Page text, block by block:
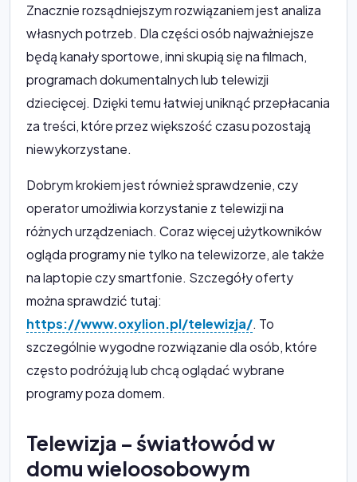
Znacznie rozsądniejszym rozwiązaniem jest analiza
własnych potrzeb. Dla części osób najważniejsze
będą kanały sportowe, inni skupią się na filmach,
programach dokumentalnych lub telewizji
dziecięcej. Dzięki temu łatwiej uniknąć przepłacania
za treści, które przez większość czasu pozostają
niewykorzystane.
Dobrym krokiem jest również sprawdzenie, czy
operator umożliwia korzystanie z telewizji na
różnych urządzeniach. Coraz więcej użytkowników
ogląda programy nie tylko na telewizorze, ale także
na laptopie czy smartfonie. Szczegóły oferty
można sprawdzić tutaj:
https://www.oxylion.pl/telewizja/. To
szczególnie wygodne rozwiązanie dla osób, które
często podróżują lub chcą oglądać wybrane
programy poza domem.
Telewizja – światłowód w
domu wieloosobowym